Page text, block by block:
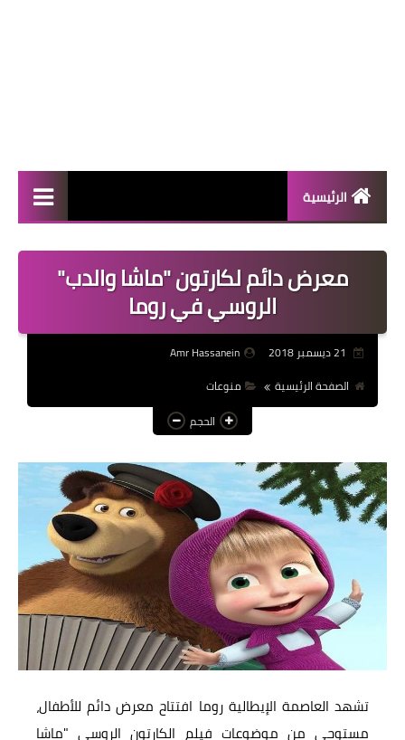
الرئيسية
منوعات
فعاليات
صحة
عالم المرأة
فن وثقافة
أخبار مصر
أخبار عربية
أخبار النجوم
أخبار العالم
معرض دائم لكارتون "ماشا والدب"
الروسي في روما
Amr Hassanein
الصفحة الرئيسية
منوعات
الحجم
تشهد العاصمة الإيطالية روما افتتاح معرض دائم للأطفال،
مستوحى من موضوعات فيلم الكارتون الروسي "ماشا